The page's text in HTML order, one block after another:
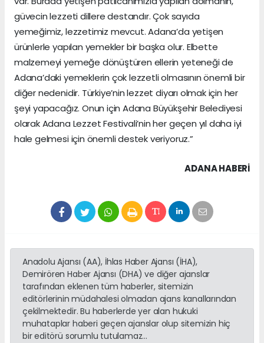
güvecin lezzeti dillere destandır. Çok sayıda
yemeğimiz, lezzetimiz mevcut. Adana’da yetişen
ürünlerle yapılan yemekler bir başka olur. Elbette
malzemeyi yemeğe dönüştüren ellerin yeteneği de
Adana’daki yemeklerin çok lezzetli olmasının önemli bir
diğer nedenidir. Türkiye’nin lezzet diyarı olmak için her
şeyi yapacağız. Onun için Adana Büyükşehir Belediyesi
olarak Adana Lezzet Festivali’nin her geçen yıl daha iyi
hale gelmesi için önemli destek veriyoruz.”
ADANA HABERİ
Anadolu Ajansı (AA), İhlas Haber Ajansı (İHA),
Demirören Haber Ajansı (DHA) ve diğer ajanslar
tarafından eklenen tüm haberler, sitemizin
editörlerinin müdahalesi olmadan ajans kanallarından
çekilmektedir. Bu haberlerde yer alan hukuki
muhataplar haberi geçen ajanslar olup sitemizin hiç
bir editörü sorumlu tutulamaz...